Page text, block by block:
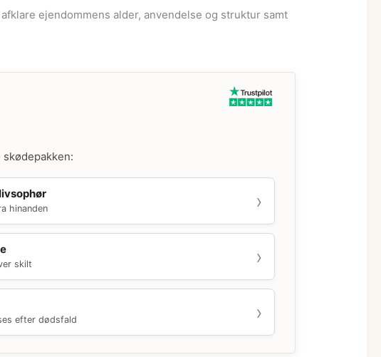
ejendommens alder, anvendelse og struktur samt
hinanden
skilt
efter dødsfald